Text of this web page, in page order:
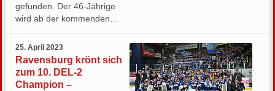
gefunden. Der 46-Jährige
wird ab der kommenden…
25. April 2023
Ravensburg krönt sich
zum 10. DEL-2
Champion –